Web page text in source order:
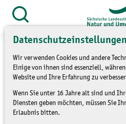
Datenschutzeinstellungen
Wir verwenden Cookies und andere
Einige von ihnen sind essenziell,
Website und Ihre Erfahrung zu
Wenn Sie unter 16 Jahre alt sind und
Diensten geben möchten, müssen Sie
Erlaubnis bitten.
Zum
Inhalt
springen
öffnen
Themen » Natur und
» Lehrpfade